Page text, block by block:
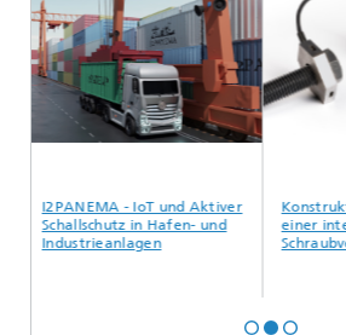
I2PANEMA - IoT und Aktiver
Schallschutz in Hafen- und
Industrieanlagen
einer